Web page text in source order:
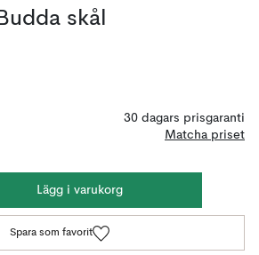
skål
30 dagars prisgaranti
Matcha priset
Lägg i varukorg
Spara som favorit